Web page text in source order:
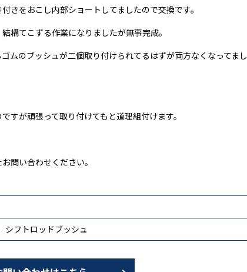
きをおこし内部ショートしてましたので交換です。
構てこずる作業になりましたが無事完成。
ムのブッシュが二個取り付けられてるはずが両方なくなってまし
すが頑張って取り付けてもと道理組付けます。
問い合わせください。
シフトロッドブッシュ